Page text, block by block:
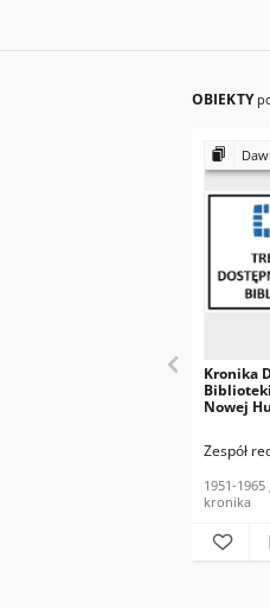
OBIEKTY
Kronika
Nowej
Zespół
1951-1965
kronika